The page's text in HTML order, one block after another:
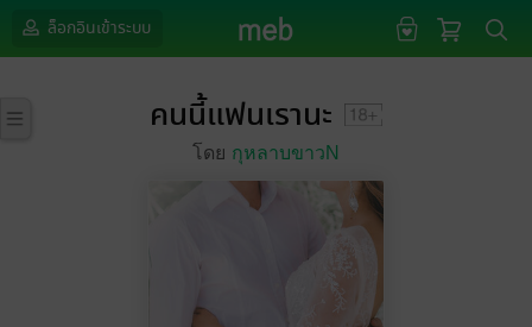
ล็อกอินเข้าระบบ
คนนี้แฟนเรานะ
โดย กุหลาบขาวN